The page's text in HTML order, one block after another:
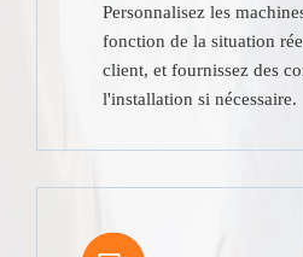
Personnalisez les
fonction de la situation
client, et fournissez des
l'installation si nécessaire.